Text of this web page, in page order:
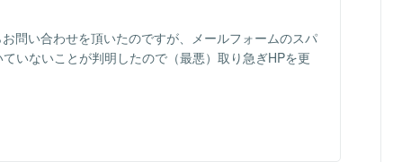
問い合わせを頂いたのですが、メールフォームのスパ
いないことが判明したので（最悪）取り急ぎHPを更